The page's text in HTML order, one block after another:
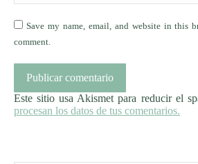
Save my name, email, and website in this
comment.
Publicar comentario
Este sitio usa Akismet para reducir el
procesan los datos de tus comentarios.